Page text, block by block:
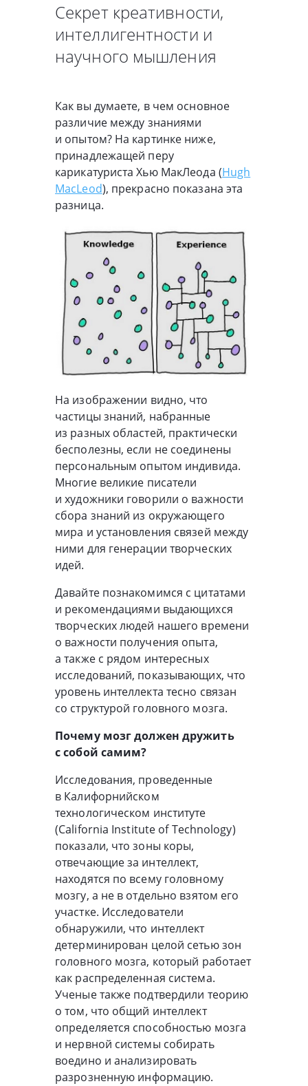
Секрет креативности,
интеллигентности и
научного мышления
Как вы думаете, в чем основное
различие между знаниями
и опытом? На картинке ниже,
принадлежащей перу
карикатуриста Хью МакЛеода (Hugh
MacLeod), прекрасно показана эта
разница.
На изображении видно, что
частицы знаний, набранные
из разных областей, практически
бесполезны, если не соединены
персональным опытом индивида.
Многие великие писатели
и художники говорили о важности
сбора знаний из окружающего
мира и установления связей между
ними для генерации творческих
идей.
Давайте познакомимся с цитатами
и рекомендациями выдающихся
творческих людей нашего времени
о важности получения опыта,
а также с рядом интересных
исследований, показывающих, что
уровень интеллекта тесно связан
со структурой головного мозга.
Почему мозг должен дружить
с собой самим?
Исследования, проведенные
в Калифорнийском
технологическом институте
(California Institute of Technology)
показали, что зоны коры,
отвечающие за интеллект,
находятся по всему головному
мозгу, а не в отдельно взятом его
участке. Исследователи
обнаружили, что интеллект
детерминирован целой сетью зон
головного мозга, который работает
как распределенная система.
Ученые также подтвердили теорию
о том, что общий интеллект
определяется способностью мозга
и нервной системы собирать
воедино и анализировать
разрозненную информацию.